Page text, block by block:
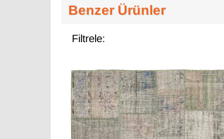
Benzer Ürünler
Filtrele: